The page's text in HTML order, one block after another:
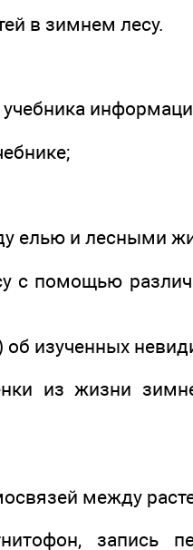
в зимнем лесу.
учебника
елью и лесными
с помощью
изученных
из жизни
между
запись